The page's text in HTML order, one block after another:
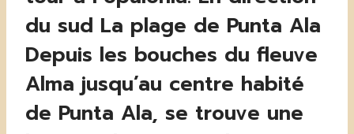
du sud La plage de Punta Ala
Depuis les bouches du fleuve
Alma jusqu’au centre habité
de Punta Ala, se trouve une